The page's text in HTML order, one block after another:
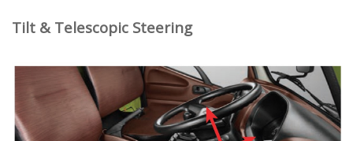
Tilt & Telescopic Steering